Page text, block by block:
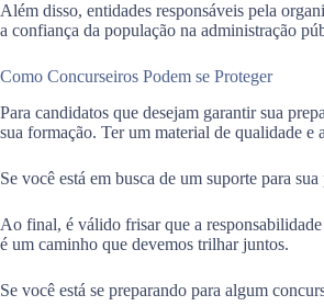
Além disso, entidades responsáveis pela
a confiança da população na administração
Como Concurseiros Podem se Proteger
Para candidatos que desejam garantir sua
sua formação. Ter um material de qualidade e
Se você está em busca de um suporte para sua
Ao final, é válido frisar que a
é um caminho que devemos trilhar juntos.
Se você está se preparando para algum